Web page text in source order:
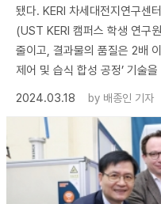
됐다. KERI 차세대전지연구센
(UST KERI 캠퍼스 학생 연구
줄이고, 결과물의 품질은 2배
제어 및 습식 합성 공정’ 기술
2024.03.18
by 배종인 기자